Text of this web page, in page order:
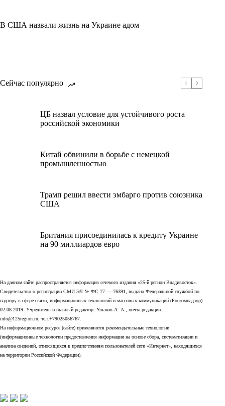
В США назвали жизнь на Украине адом
Сейчас популярно
ЦБ назвал условие для устойчивого роста
российской экономики
Китай обвинили в борьбе с немецкой
промышленностью
Трамп решил ввести эмбарго против союзника
США
Британия присоединилась к кредиту Украине
на 90 миллиардов евро
На данном сайте распространяется информация сетевого издания «25-й регион Владивосток».
Свидетельство о регистрации СМИ ЭЛ № ФС 77 — 76391, выдано Федеральной службой по
надзору в сфере связи, информационных технологий и массовых коммуникаций (Роскомнадзор)
02.08.2019. Учредитель и главный редактор: Ушаков А. А., почта редакции:
info@125region.ru, тел.+79025056767.
На информационном ресурсе (сайте) применяются рекомендательные технологии
(информационные технологии предоставления информации на основе сбора, систематизации и
анализа сведений, относящихся к предпочтениям пользователей сети «Интернет», находящихся
на территории Российской Федерации).